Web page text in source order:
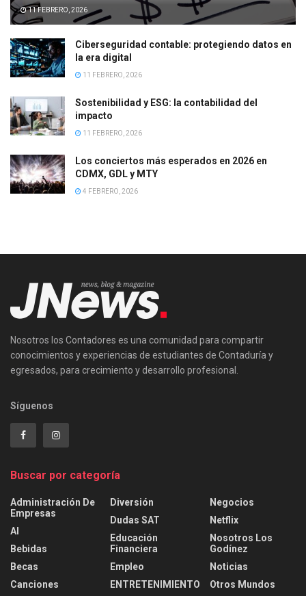
11 FEBRERO, 2026
Ciberseguridad contable: protegiendo datos en
la era digital
11 FEBRERO, 2026
Sostenibilidad y ESG: la contabilidad del
impacto
11 FEBRERO, 2026
Los conciertos más esperados en 2026 en
CDMX, GDL y MTY
4 FEBRERO, 2026
Nosotros los Contadores es una comunidad para compartir
conocimientos y experiencias de estudiantes de Contaduría y
egresados, para crecimiento y desarrollo profesional.
Síguenos
Buscar por categoría
Administración De
Empresas
AI
Bebidas
Becas
Canciones
Diversión
Dudas SAT
Educación
Financiera
Empleo
ENTRETENIMIENTO
Negocios
Netflix
Nosotros Los
Godínez
Noticias
Otros Mundos